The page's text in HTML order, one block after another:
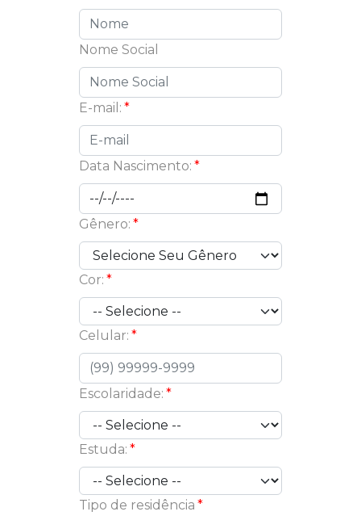
Nome Social
E-mail:
Data Nascimento:
Gênero:
Cor:
Celular:
Escolaridade:
Estuda:
Tipo de residência